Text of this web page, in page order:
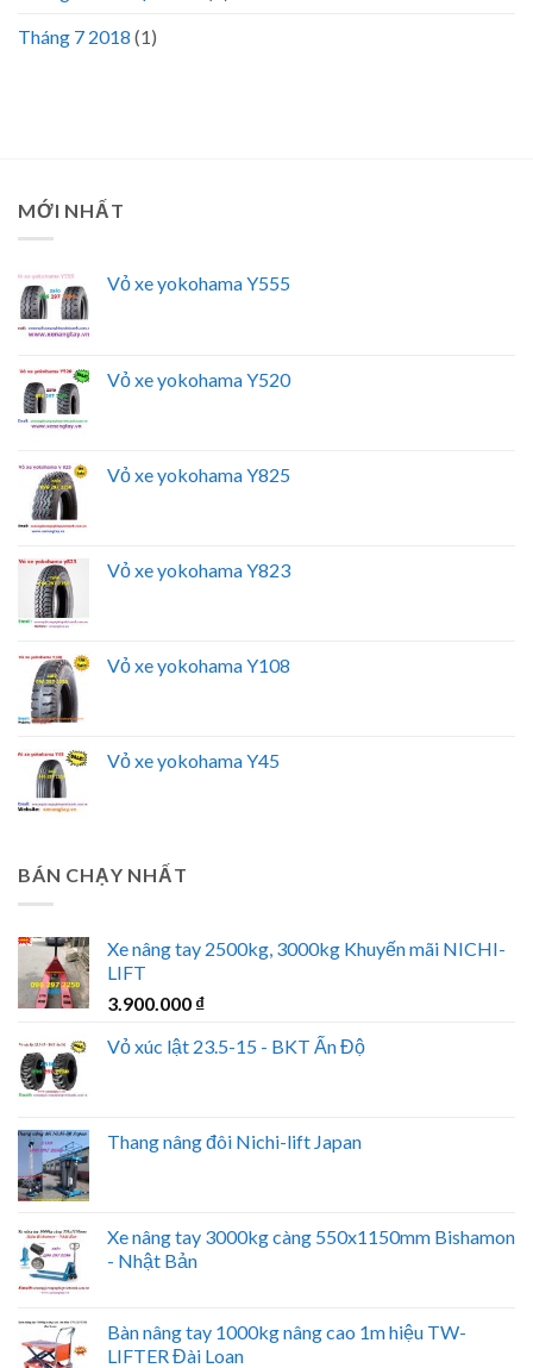
Tháng 7 2018 (1)
MỚI NHẤT
Vỏ xe yokohama Y555
Vỏ xe yokohama Y520
Vỏ xe yokohama Y825
Vỏ xe yokohama Y823
Vỏ xe yokohama Y108
Vỏ xe yokohama Y45
BÁN CHẠY NHẤT
Xe nâng tay 2500kg, 3000kg Khuyến mãi NICHI-
LIFT
3.900.000 ₫
Vỏ xúc lật 23.5-15 - BKT Ấn Độ
Thang nâng đôi Nichi-lift Japan
Xe nâng tay 3000kg càng 550x1150mm Bishamon
- Nhật Bản
Bàn nâng tay 1000kg nâng cao 1m hiệu TW-
LIFTER Đài Loan